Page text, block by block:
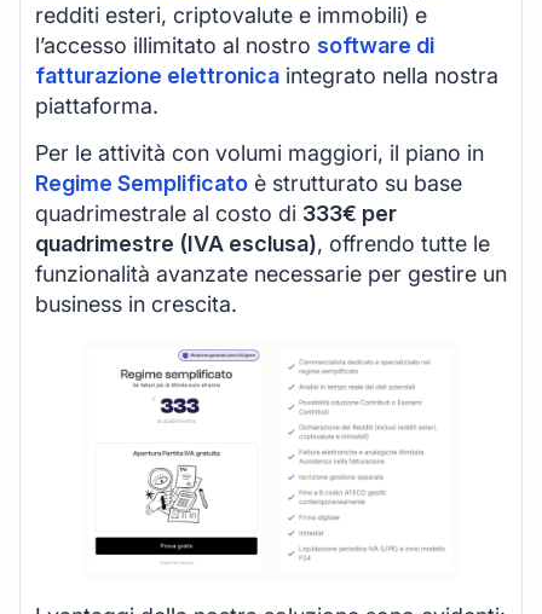
redditi esteri, criptovalute e immobili) e
l’accesso illimitato al nostro software di
fatturazione elettronica integrato nella nostra
piattaforma.
Per le attività con volumi maggiori, il piano in
Regime Semplificato è strutturato su base
quadrimestrale al costo di 333€ per
quadrimestre (IVA esclusa), offrendo tutte le
funzionalità avanzate necessarie per gestire un
business in crescita.